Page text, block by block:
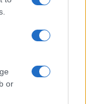
or